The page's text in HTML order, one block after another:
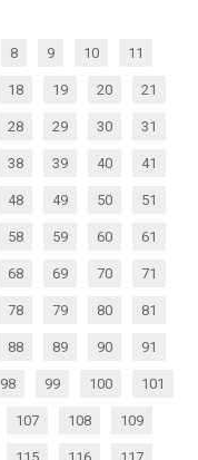
8 9 10 11
18 19 20 21
28 29 30 31
38 39 40 41
48 49 50 51
58 59 60 61
68 69 70 71
78 79 80 81
88 89 90 91
98 99 100 101
107 108 109